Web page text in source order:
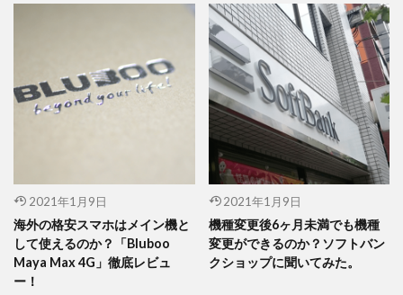
2021年1月9日
海外の格安スマホはメイン機と
して使えるのか？「Bluboo
Maya Max 4G」徹底レビュ
ー！
2021年1月9日
機種変更後6ヶ月未満でも機種
変更ができるのか？ソフトバン
クショップに聞いてみた。